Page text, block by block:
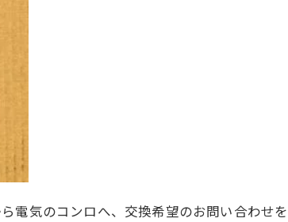
電気のコンロへ、交換希望のお問い合わせ